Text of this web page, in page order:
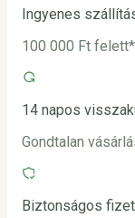
Ingyenes
100 000 Ft felett*
14 napos
Gondtalan
Biztonságos